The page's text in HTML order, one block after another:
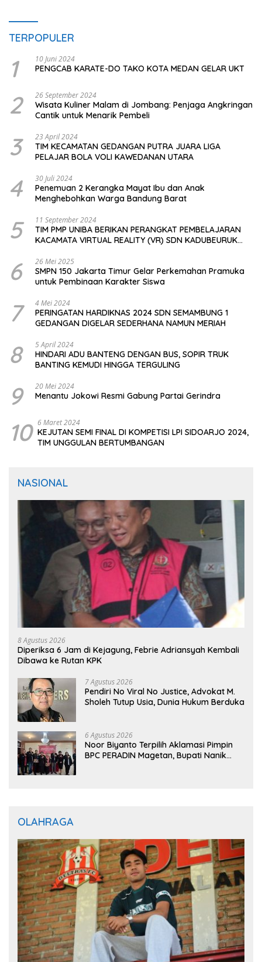
TERPOPULER
1 10 Juni 2024
PENGCAB KARATE-DO TAKO KOTA MEDAN GELAR UKT
2 26 September 2024
Wisata Kuliner Malam di Jombang: Penjaga Angkringan
Cantik untuk Menarik Pembeli
3 23 April 2024
TIM KECAMATAN GEDANGAN PUTRA JUARA LIGA
PELAJAR BOLA VOLI KAWEDANAN UTARA
4 30 Juli 2024
Penemuan 2 Kerangka Mayat Ibu dan Anak
Menghebohkan Warga Bandung Barat
5 11 September 2024
TIM PMP UNIBA BERIKAN PERANGKAT PEMBELAJARAN
KACAMATA VIRTUAL REALITY (VR) SDN KADUBEURUK
6 26 Mei 2025
SMPN 150 Jakarta Timur Gelar Perkemahan Pramuka
untuk Pembinaan Karakter Siswa
7 4 Mei 2024
PERINGATAN HARDIKNAS 2024 SDN SEMAMBUNG 1
GEDANGAN DIGELAR SEDERHANA NAMUN MERIAH
8 5 April 2024
HINDARI ADU BANTENG DENGAN BUS, SOPIR TRUK
BANTING KEMUDI HINGGA TERGULING
9 20 Mei 2024
Menantu Jokowi Resmi Gabung Partai Gerindra
10 6 Maret 2024
KEJUTAN SEMI FINAL DI KOMPETISI LPI SIDOARJO 2024,
TIM UNGGULAN BERTUMBANGAN
NASIONAL
8 Agustus 2026
Diperiksa 6 Jam di Kejagung, Febrie Adriansyah Kembali
Dibawa ke Rutan KPK
7 Agustus 2026
Pendiri No Viral No Justice, Advokat M.
Sholeh Tutup Usia, Dunia Hukum Berduka
6 Agustus 2026
Noor Biyanto Terpilih Aklamasi Pimpin
BPC PERADIN Magetan, Bupati Nanik
OLAHRAGA